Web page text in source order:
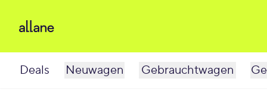
Deals Neuwagen Gebrauchtwagen